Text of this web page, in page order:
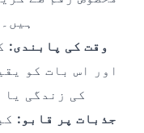
وقت کی پابندی:
اور اس بات کو
کی زندگی یا
جذبات پر قابو: